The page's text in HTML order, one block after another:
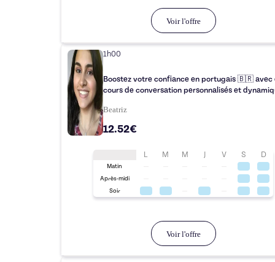
Voir l'offre
1h00
Boostez votre confiance en portugais 🇧🇷 avec
cours de conversation personnalisés et
Beatriz
12.52€
L M M J V S D
Matin
Après-midi
Soir
Voir l'offre